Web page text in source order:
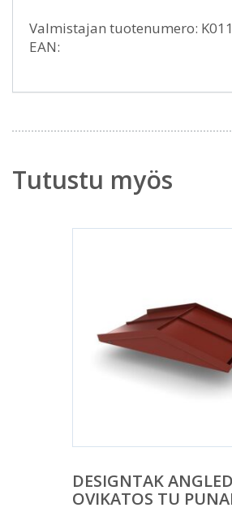
Valmistajan tuotenumero:
EAN:
Tutustu myös
DESIGNTAK ANGLED
OVIKATOS TU